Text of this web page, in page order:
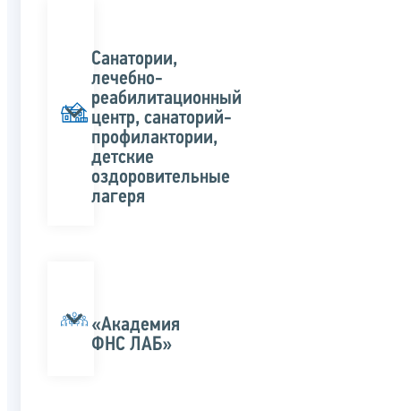
Санатории,
лечебно-
реабилитационный
центр, санаторий-
профилактории,
детские
оздоровительные
лагеря
«Академия
ФНС ЛАБ»